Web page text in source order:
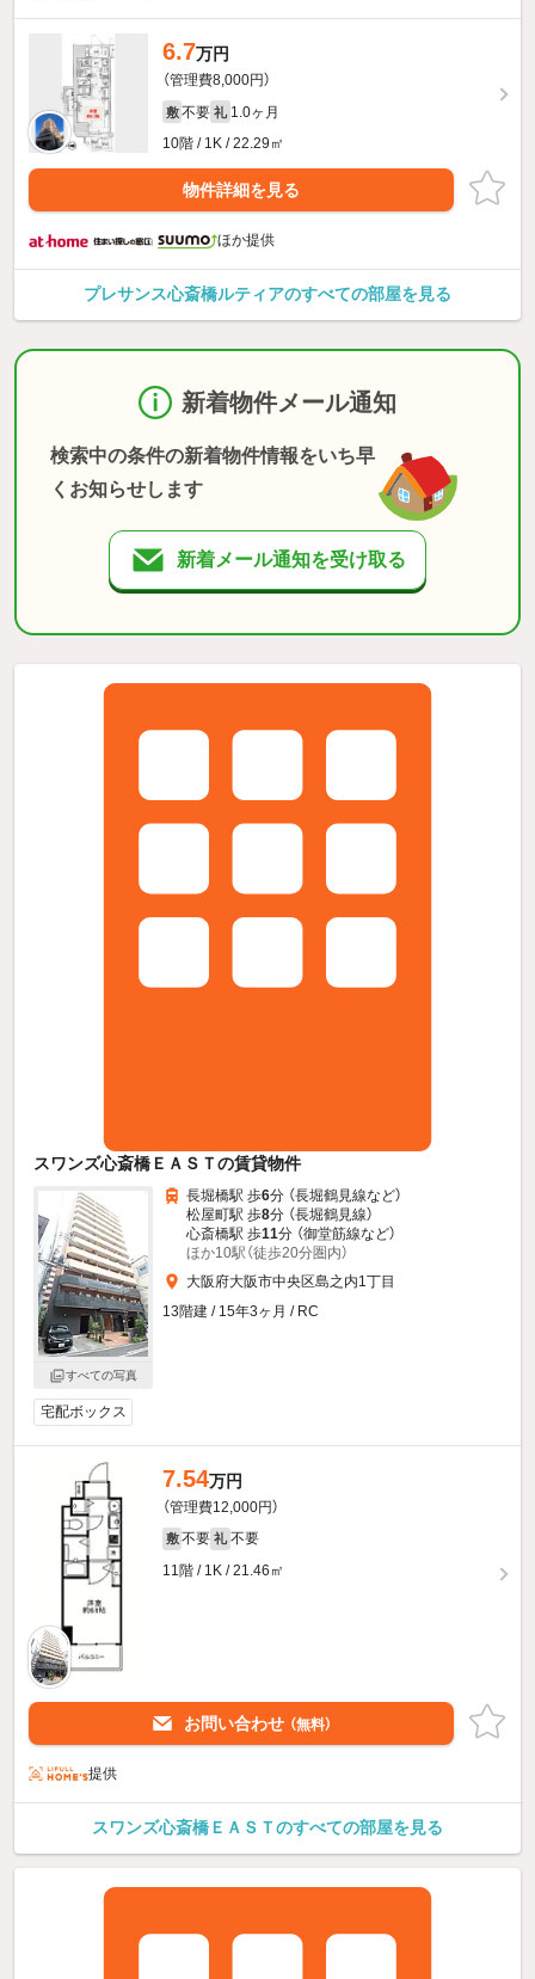
6.7万円
（管理費8,000円）
敷 不要 礼 1.0ヶ月
10階 / 1K / 22.29㎡
物件詳細を見る
ほか提供
プレサンス心斎橋ルティアのすべての部屋を見る
新着物件メール通知
検索中の条件の新着物件情報をいち早
くお知らせします
新着メール通知を受け取る
スワンズ心斎橋ＥＡＳＴの賃貸物件
すべての写真
長堀橋駅 歩6分 （長堀鶴見線など）
松屋町駅 歩8分 （長堀鶴見線）
心斎橋駅 歩11分 （御堂筋線など）
ほか10駅（徒歩20分圏内）
大阪府大阪市中央区島之内1丁目
13階建 / 15年3ヶ月 / RC
宅配ボックス
7.54万円
（管理費12,000円）
敷 不要 礼 不要
11階 / 1K / 21.46㎡
お問い合わせ （無料）
提供
スワンズ心斎橋ＥＡＳＴのすべての部屋を見る